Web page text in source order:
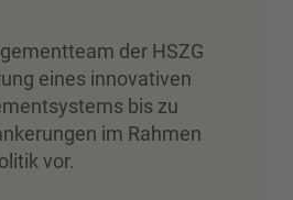
der HSZG
eines innovativen
bis zu
im Rahmen
vor.